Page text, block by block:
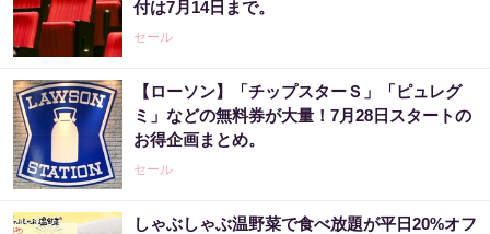
付は7月14日まで。
セール
【ローソン】「チップスターＳ」「ピュレグ
ミ」などの無料券が大量！7月28日スタートの
お得企画まとめ。
セール
しゃぶしゃぶ温野菜で食べ放題が平日20%オフ